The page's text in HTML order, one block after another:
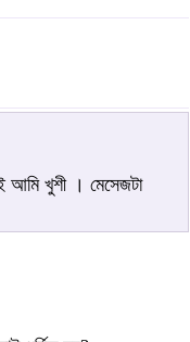
আমি খুশী । মেসেজটা